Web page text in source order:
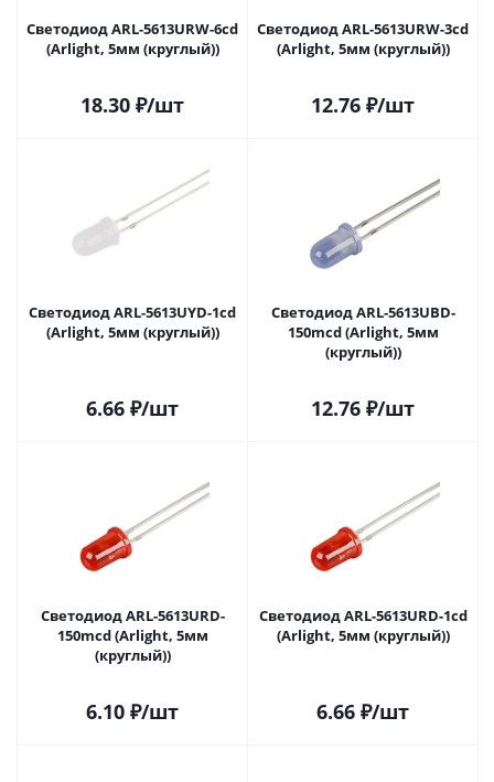
Светодиод ARL-5613URW-6cd
(Arlight, 5мм (круглый))
18.30 ₽/шт
Светодиод ARL-5613URW-3cd
(Arlight, 5мм (круглый))
12.76 ₽/шт
Светодиод ARL-5613UYD-1cd
(Arlight, 5мм (круглый))
6.66 ₽/шт
Светодиод ARL-5613UBD-
150mcd (Arlight, 5мм
(круглый))
12.76 ₽/шт
Светодиод ARL-5613URD-
150mcd (Arlight, 5мм
(круглый))
6.10 ₽/шт
Светодиод ARL-5613URD-1cd
(Arlight, 5мм (круглый))
6.66 ₽/шт